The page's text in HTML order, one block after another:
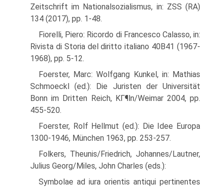
Zeitschrift im Nationalsozialismus, in: ZSS (RA)
134 (2017), pp. 1-48.
Fiorelli, Piero: Ricordo di Francesco Calasso, in:
Rivista di Storia del diritto italiano 40В­41 (1967-
1968), pp. 5-12.
Foerster, Marc: Wolfgang Kunkel, in: Mathias
Schmoeckl (ed.): Die Juristen der Universität
Bonn im Dritten Reich, KГ¶ln/Weimar 2004, pp.
455-520.
Foerster, Rolf Hellmut (ed.): Die Idee Europa
1300-1946, München 1963, pp. 253-257.
Folkers, Theunis/Friedrich, Johannes/Lautner,
Julius Georg/Miles, John Charles (eds.):
Symbolae ad iura orientis antiqui pertinentes